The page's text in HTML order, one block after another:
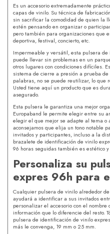
Es un accesorio extremadamente
capas de vinilo. Su técnica de
sin sacrificar la comodidad de quien la
estén pensando en organizar o
pero también para organizaciones que
deportiva, festival, concierto, etc.
Impermeable y versátil, esta pulsera
puede llevar sin problemas en un
otros lugares con condiciones difíciles.
sistema de cierre a presión a prueba
palabras, no se puede reutilizar, lo que
Usted tiene aquí un producto que es
asegurado.
Esta pulsera le garantiza una mejor
Europaband le permite elegir entre su
elegir el que mejor se adapte al tema o
aconsejamos que elija un tono notable
invitados y participantes, incluso a la
brazalete de identificación de vinilo
96 horas seguidas también es estético
Personaliza su
expres 96h para
Cualquier pulsera de vinilo alrededor
ayudará a identificar a sus invitados
personalizar el accesorio con el
información que lo diferencie del resto.
pulsera de identificación de vinilo
más le convenga, 19 mm o 25 mm.